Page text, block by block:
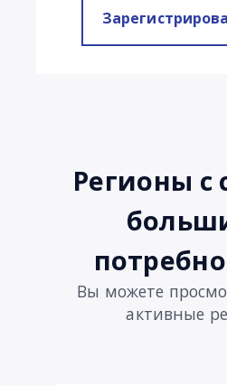
регионы с самыми
Вы можете
активные